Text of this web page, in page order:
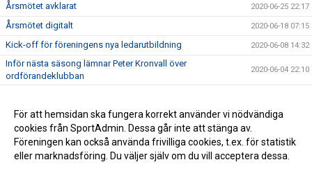
Årsmötet avklarat 2020-06-25 22:17
Årsmötet digitalt 2020-06-18 07:15
Kick-off för föreningens nya ledarutbildning 2020-06-08 14:32
Inför nästa säsong lämnar Peter Kronvall över
ordförandeklubban
2020-06-04 22:10
Hanhals Kings sluter avtal med Warrior Hockey 2020-06-01 18:19
Vi är Hanhals Kings 2020-05-27 14:55
För att hemsidan ska fungera korrekt använder vi nödvändiga
cookies från SportAdmin. Dessa går inte att stänga av.
Föreningen kan också använda frivilliga cookies, t.ex. för statistik
eller marknadsföring. Du väljer själv om du vill acceptera dessa.